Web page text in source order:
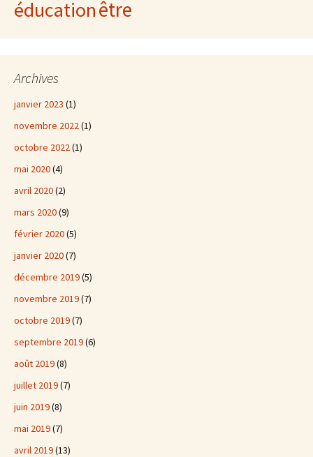
éducationêtre
Archives
janvier 2023 (1)
novembre 2022(1)
octobre 2022(1)
mai 2020(4)
avril 2020(2)
mars 2020(9)
février 2020(5)
janvier 2020(7)
décembre 2019(5)
novembre 2019(7)
octobre 2019(7)
septembre 2019(6)
août 2019(8)
juillet 2019(7)
juin 2019(8)
mai 2019(7)
avril 2019(13)